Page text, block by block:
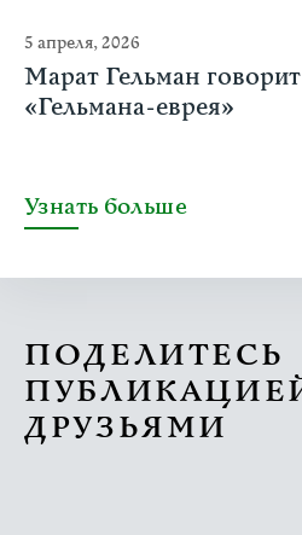
5 апреля, 2026
Марат Гельман
«Гельмана-еврея»
Узнать больше
ПОДЕЛИТЕСЬ
ДРУЗЬЯМИ